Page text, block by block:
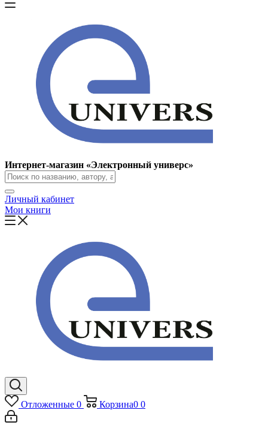
Интернет-магазин «Электронный универс»
Личный кабинет
Мои книги
Отложенные 0 Корзина0 0